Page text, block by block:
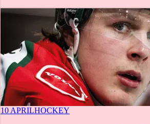
10 APRILHOCKEY